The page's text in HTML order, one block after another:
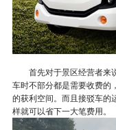
首先对于景区经营者来
车时不部分都是需要收费的
的获利空间。而且接驳车的
样就可以省下一大笔费用。